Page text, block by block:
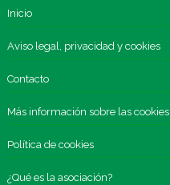
Inicio
Aviso legal, privacidad y cookies
Contacto
Más información sobre las cookies
Política de cookies
¿Qué es la asociación?